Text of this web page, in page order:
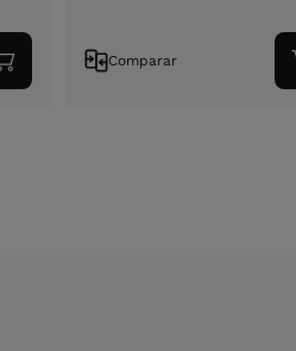
Adicionar
ao
Comparar